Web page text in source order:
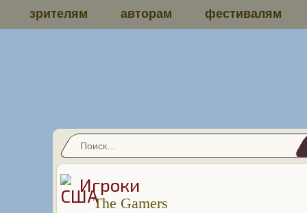
зрителям авторам фестивалям
Игроки
The Gamers